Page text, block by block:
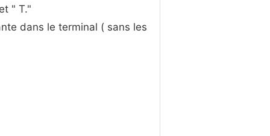
" T."
dans le terminal ( sans les